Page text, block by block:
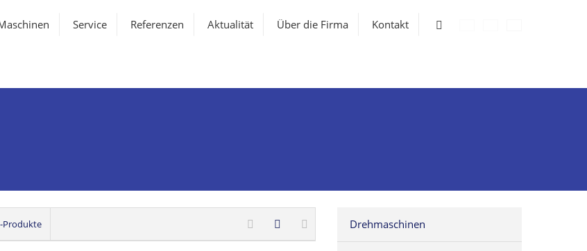
Service Referenzen Aktualität Über die Firma Kontakt
Produkte Drehmaschinen